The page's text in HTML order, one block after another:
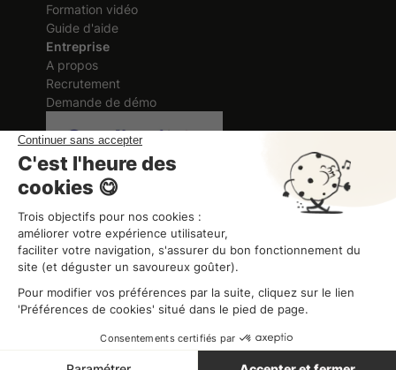
Formation vidéo
Guide d'aide
Entreprise
A propos
Recrutement
Demande de démo
Certification délivrée au titre des
actions de formation
ORGANISME DE FORMATION
Politique de Confidentialité
Combo ©2026 Tous droits réservés